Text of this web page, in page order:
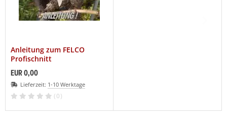
Anleitung zum FELCO
Profischnitt
EUR 0,00
Lieferzeit: 1-10 Werktage
(0)